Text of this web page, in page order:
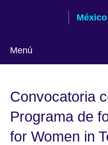
México
Menú
language
Convocatoria
Programa de
for Women in